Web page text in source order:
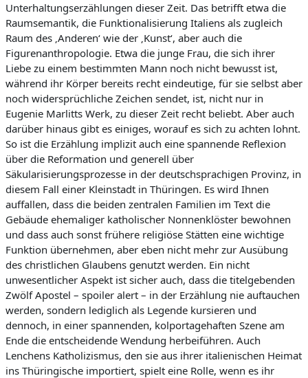
Unterhaltungserzählungen dieser Zeit. Das betrifft etwa die
Raumsemantik, die Funktionalisierung Italiens als zugleich
Raum des ‚Anderen‘ wie der ‚Kunst‘, aber auch die
Figurenanthropologie. Etwa die junge Frau, die sich ihrer
Liebe zu einem bestimmten Mann noch nicht bewusst ist,
während ihr Körper bereits recht eindeutige, für sie selbst aber
noch widersprüchliche Zeichen sendet, ist, nicht nur in
Eugenie Marlitts Werk, zu dieser Zeit recht beliebt. Aber auch
darüber hinaus gibt es einiges, worauf es sich zu achten lohnt.
So ist die Erzählung implizit auch eine spannende Reflexion
über die Reformation und generell über
Säkularisierungsprozesse in der deutschsprachigen Provinz, in
diesem Fall einer Kleinstadt in Thüringen. Es wird Ihnen
auffallen, dass die beiden zentralen Familien im Text die
Gebäude ehemaliger katholischer Nonnenklöster bewohnen
und dass auch sonst frühere religiöse Stätten eine wichtige
Funktion übernehmen, aber eben nicht mehr zur Ausübung
des christlichen Glaubens genutzt werden. Ein nicht
unwesentlicher Aspekt ist sicher auch, dass die titelgebenden
Zwölf Apostel – spoiler alert – in der Erzählung nie auftauchen
werden, sondern lediglich als Legende kursieren und
dennoch, in einer spannenden, kolportagehaften Szene am
Ende die entscheidende Wendung herbeiführen. Auch
Lenchens Katholizismus, den sie aus ihrer italienischen Heimat
ins Thüringische importiert, spielt eine Rolle, wenn es ihr